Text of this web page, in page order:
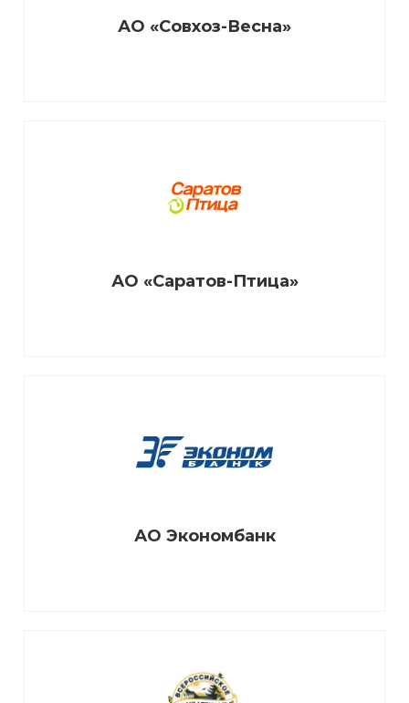
АО «Совхоз-Весна»
АО «Саратов-Птица»
АО Экономбанк